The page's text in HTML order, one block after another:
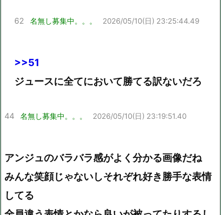
62 名無し募集中。。。 2026/05/10(日) 23:25:44.49
>>51
ジュースに全てにおいて勝てる訳ないだろ
44 名無し募集中。。。 2026/05/10(日) 23:19:51.40
アンジュのバラバラ感がよく分かる画像だね
みんな笑顔じゃないしそれぞれ好き勝手な表情
してる